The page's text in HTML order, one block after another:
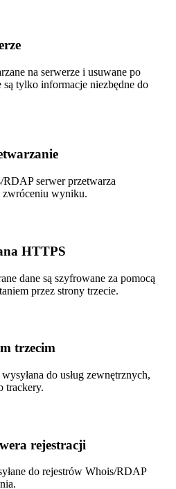
na serwerze i usuwane po
tylko informacje niezbędne do
serwer przetwarza
zwróceniu wyniku.
HTTPS
dane są szyfrowane za pomocą
przez strony trzecie.
trzecim
do usług zewnętrznych,
trackery.
rejestracji
do rejestrów Whois/RDAP